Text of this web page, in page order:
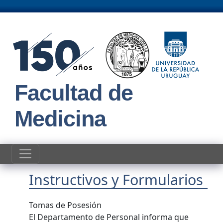
Facultad de
Medicina
Instructivos y Formularios
Tomas de Posesión
El Departamento de Personal informa que